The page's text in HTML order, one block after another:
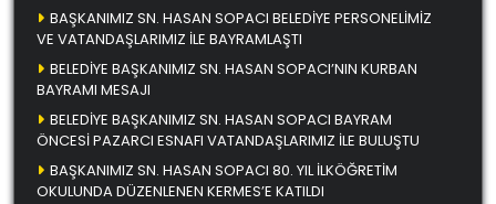
BAŞKANIMIZ SN. HASAN SOPACI BELEDİYE PERSONELİMİZ
VE VATANDAŞLARIMIZ İLE BAYRAMLAŞTI
BELEDİYE BAŞKANIMIZ SN. HASAN SOPACI’NIN KURBAN
BAYRAMI MESAJI
BELEDİYE BAŞKANIMIZ SN. HASAN SOPACI BAYRAM
ÖNCESİ PAZARCI ESNAFI VATANDAŞLARIMIZ İLE BULUŞTU
BAŞKANIMIZ SN. HASAN SOPACI 80. YIL İLKÖĞRETİM
OKULUNDA DÜZENLENEN KERMES’E KATILDI